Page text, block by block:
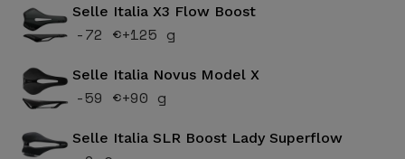
Selle Italia X3 Flow Boost
-72 €+125 g
Selle Italia Novus Model X
-59 €+90 g
Selle Italia SLR Boost Lady Superflow